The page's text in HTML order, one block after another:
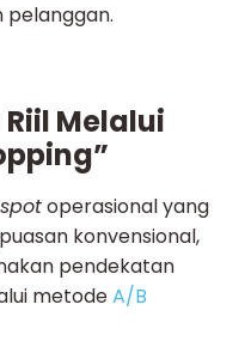
Melalui
operasional yang
konvensional,
pendekatan
metodeA/B